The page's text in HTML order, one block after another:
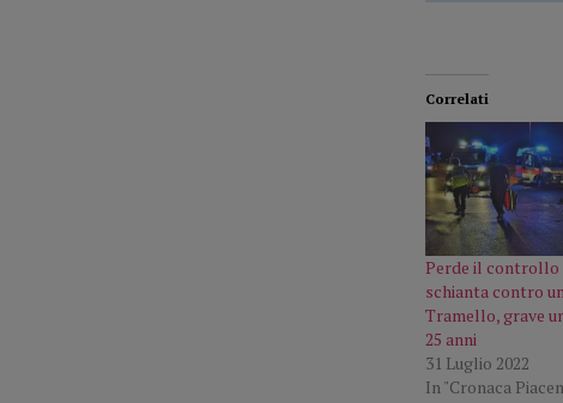
Correlati
Perde il controllo
schianta contro
Tramello, grave
25 anni
31 Luglio 2022
In "Cronaca